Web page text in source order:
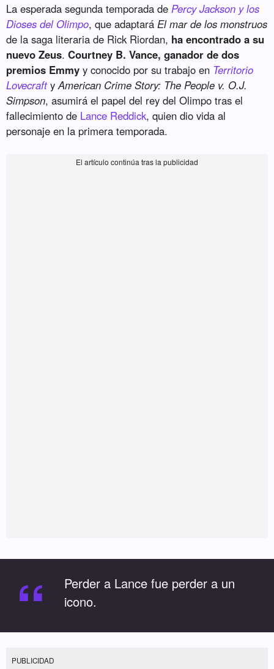
La esperada segunda temporada dePercy Jackson y los
Dioses del Olimpo, que adaptaráEl mar de los monstruos
de la saga literaria de Rick Riordan, ha encontrado a su
nuevo Zeus.Courtney B. Vance, ganador de dos
premios Emmy y conocido por su trabajo en Territorio
LovecraftyAmerican Crime Story: The People v. O.J.
Simpson, asumirá el papel del rey del Olimpo tras el
fallecimiento de Lance Reddick, quien dio vida al
personaje en la primera temporada.
“
Perder a Lance fue perder a un
icono.
PUBLICIDAD